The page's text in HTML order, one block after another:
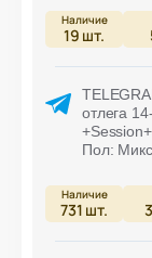
19 шт.
отлега
Пол:
731 шт.